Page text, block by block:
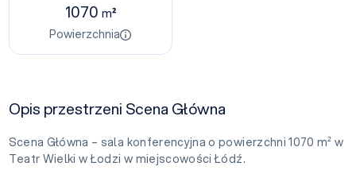
1070 m²
Powierzchnia
Opis przestrzeni Scena Główna
Scena Główna – sala konferencyjna o powierzchni 1070 m² w
Teatr Wielki w Łodzi w miejscowości Łódź.